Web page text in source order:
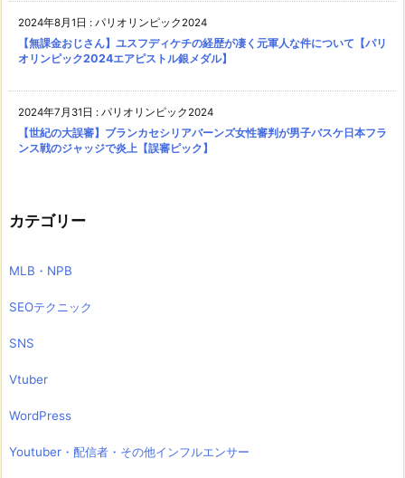
2024年8月1日 : パリオリンピック2024
【無課金おじさん】ユスフディケチの経歴が凄く元軍人な件について【パリ
オリンピック2024エアピストル銀メダル】
2024年7月31日 : パリオリンピック2024
【世紀の大誤審】ブランカセシリアバーンズ女性審判が男子バスケ日本フラ
ンス戦のジャッジで炎上【誤審ピック】
カテゴリー
MLB・NPB
SEOテクニック
SNS
Vtuber
WordPress
Youtuber・配信者・その他インフルエンサー